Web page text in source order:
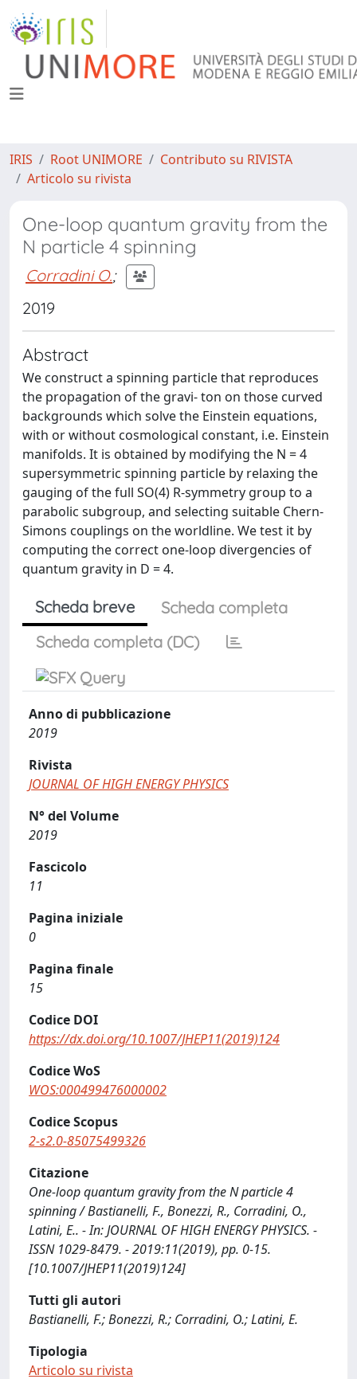
IRIS Root UNIMORE
Contributo su RIVISTA
Articolo su rivista
One-loop quantum gravity from the
N particle 4 spinning
Corradini O.;
2019
Abstract
We construct a spinning particle that reproduces
the propagation of the gravi- ton on those curved
backgrounds which solve the Einstein equations,
with or without cosmological constant, i.e. Einstein
manifolds. It is obtained by modifying the N = 4
supersymmetric spinning particle by relaxing the
gauging of the full SO(4) R-symmetry group to a
parabolic subgroup, and selecting suitable Chern-
Simons couplings on the worldline. We test it by
computing the correct one-loop divergencies of
quantum gravity in D = 4.
Scheda breve
Scheda completa
Scheda completa (DC)
Anno di pubblicazione
2019
Rivista
JOURNAL OF HIGH ENERGY PHYSICS
N° del Volume
2019
Fascicolo
11
Pagina iniziale
0
Pagina finale
15
Codice DOI
https://dx.doi.org/10.1007/JHEP11(2019)124
Codice WoS
WOS:000499476000002
Codice Scopus
2-s2.0-85075499326
Citazione
One-loop quantum gravity from the N particle 4
spinning / Bastianelli, F., Bonezzi, R., Corradini, O.,
Latini, E.. - In: JOURNAL OF HIGH ENERGY PHYSICS. -
ISSN 1029-8479. - 2019:11(2019), pp. 0-15.
[10.1007/JHEP11(2019)124]
Tutti gli autori
Bastianelli, F.; Bonezzi, R.; Corradini, O.; Latini, E.
Tipologia
Articolo su rivista